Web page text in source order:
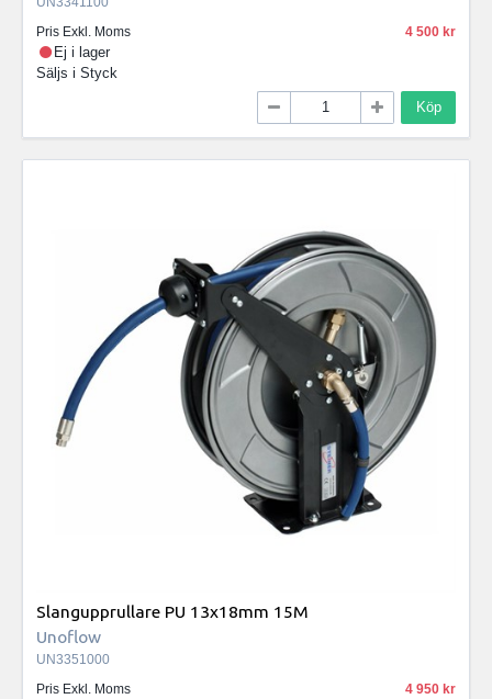
Pris Exkl. Moms
4 500
Ej i lager
Säljs i Styck
Köp
Slangupprullare PU 13x18mm 15M
Unoflow
UN3351000
Pris Exkl. Moms
4 950